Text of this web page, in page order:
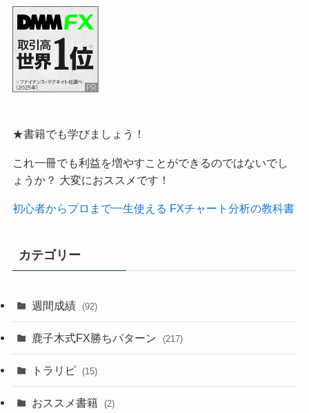
★書籍でも学びましょう！
これ一冊でも利益を増やすことができるのではないでし
ょうか？ 大変におススメです！
初心者からプロまで一生使える FXチャート分析の教科書
カテゴリー
週間成績 (92)
鹿子木式FX勝ちパターン (217)
トラリピ (15)
おススメ書籍 (2)